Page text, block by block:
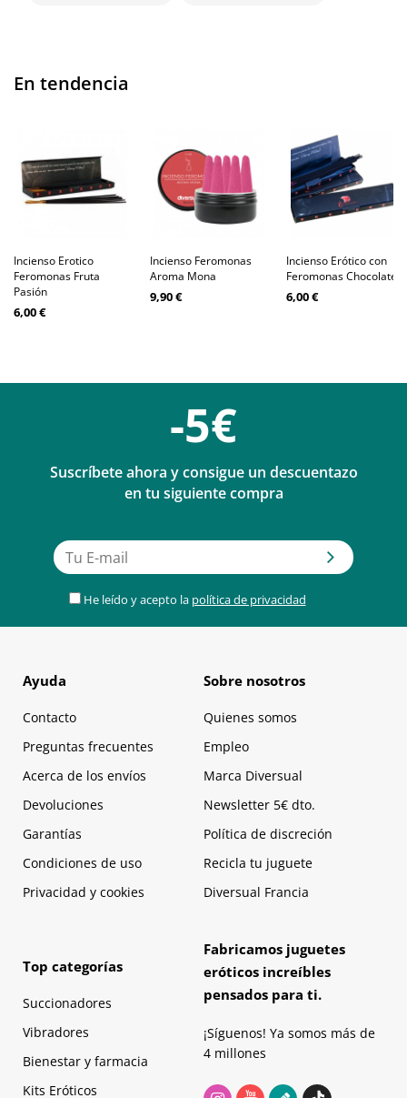
En tendencia
Incienso Erotico
Feromonas Fruta
Pasión
6,00 €
Incienso Feromonas
Aroma Mona
9,90 €
Incienso Erótico con
Feromonas Chocolate
6,00 €
-5€
Suscríbete ahora y consigue un descuentazo
en tu siguiente compra
He leído y acepto la política de privacidad
Ayuda
Contacto
Preguntas frecuentes
Acerca de los envíos
Devoluciones
Garantías
Condiciones de uso
Privacidad y cookies
Sobre nosotros
Quienes somos
Empleo
Marca Diversual
Newsletter 5€ dto.
Política de discreción
Recicla tu juguete
Diversual Francia
Top categorías
Succionadores
Vibradores
Bienestar y farmacia
Kits Eróticos
Fabricamos juguetes
eróticos increíbles
pensados para ti.
¡Síguenos! Ya somos más de
4 millones